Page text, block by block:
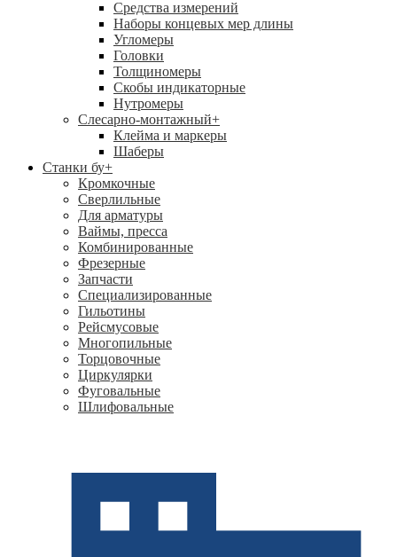
Средства измерений
Наборы концевых мер длины
Угломеры
Головки
Толщиномеры
Скобы индикаторные
Нутромеры
Слесарно-монтажный+
Клейма и маркеры
Шаберы
Станки бу+
Кромкочные
Сверлильные
Для арматуры
Ваймы, пресса
Комбинированные
Фрезерные
Запчасти
Специализированные
Гильотины
Рейсмусовые
Многопильные
Торцовочные
Циркулярки
Фуговальные
Шлифовальные